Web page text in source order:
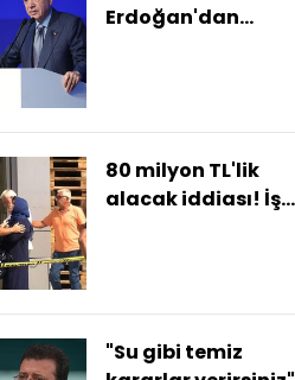
Erdoğan'dan
80 milyon TL'lik
alacak iddiası! İş
"Su gibi temiz